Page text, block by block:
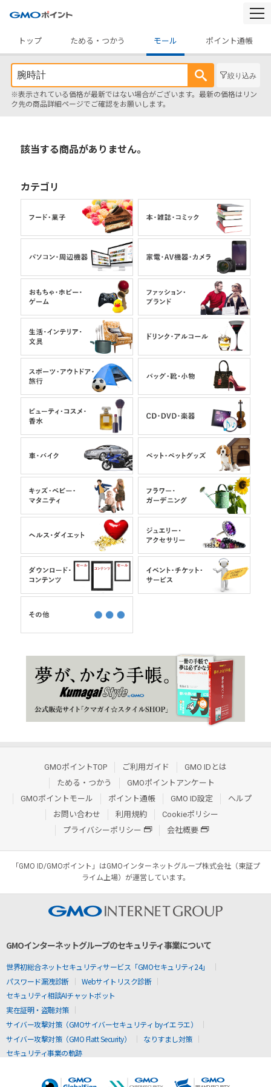
トップ
ためる・つかう モール ポイント通帳
絞り込み
※表示されている価格が最新ではない場合がございます。最新の価格はリン
ク先の商品詳細ページでご確認をお願いします。
該当する商品がありません。
カテゴリ
GMOポイントTOP ご利用ガイド
GMO IDとは
ためる・つかう
GMOポイントアンケート
GMOポイントモール
ポイント通帳 GMO ID設定
ヘルプ
お問い合わせ
利用規約
Cookieポリシー
プライバシーポリシー
会社概要
「GMO ID/GMOポイント」はGMOインターネットグループ株式会社（東証プ
ライム上場）が運営しています。
GMOインターネットグループのセキュリティ事業について
世界初総合ネットセキュリティサービス「GMOセキュリティ24」
パスワード漏洩診断
Webサイトリスク診断
セキュリティ相談AIチャットボット
実在証明・盗聴対策
サイバー攻撃対策（GMOサイバーセキュリティ byイエラエ）
サイバー攻撃対策（GMO Flatt Security）
なりすまし対策
セキュリティ事業の軌跡